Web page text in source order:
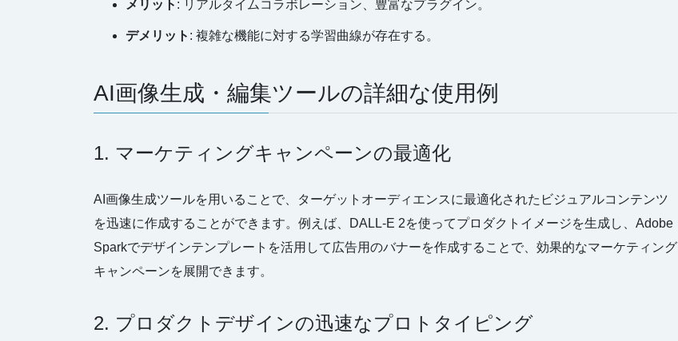
メリット : リアルタイムコラボレーション、豊富なプラグイン。
デメリット : 複雑な機能に対する学習曲線が存在する。
AI画像生成・編集ツールの詳細な使用例
1. マーケティングキャンペーンの最適化
AI画像生成ツールを用いることで、ターゲットオーディエンスに最適化されたビジュアルコンテンツ
を迅速に作成することができます。例えば、DALL-E 2を使ってプロダクトイメージを生成し、Adobe
Sparkでデザインテンプレートを活用して広告用のバナーを作成することで、効果的なマーケティング
キャンペーンを展開できます。
2. プロダクトデザインの迅速なプロトタイピング